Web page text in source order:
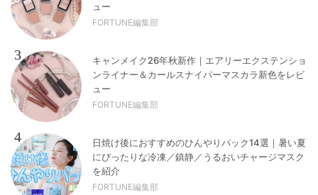
ュー
FORTUNE編集部
3
キャンメイク26年秋新作｜エアリーエクステンショ
ンライナー＆カールスナイパーマスカラ新色をレビ
ュー
FORTUNE編集部
4
日焼け後におすすめのひんやりパック14選｜暑い夏
にぴったりな冷凍／鎮静／うるおいチャージマスク
を紹介
FORTUNE編集部